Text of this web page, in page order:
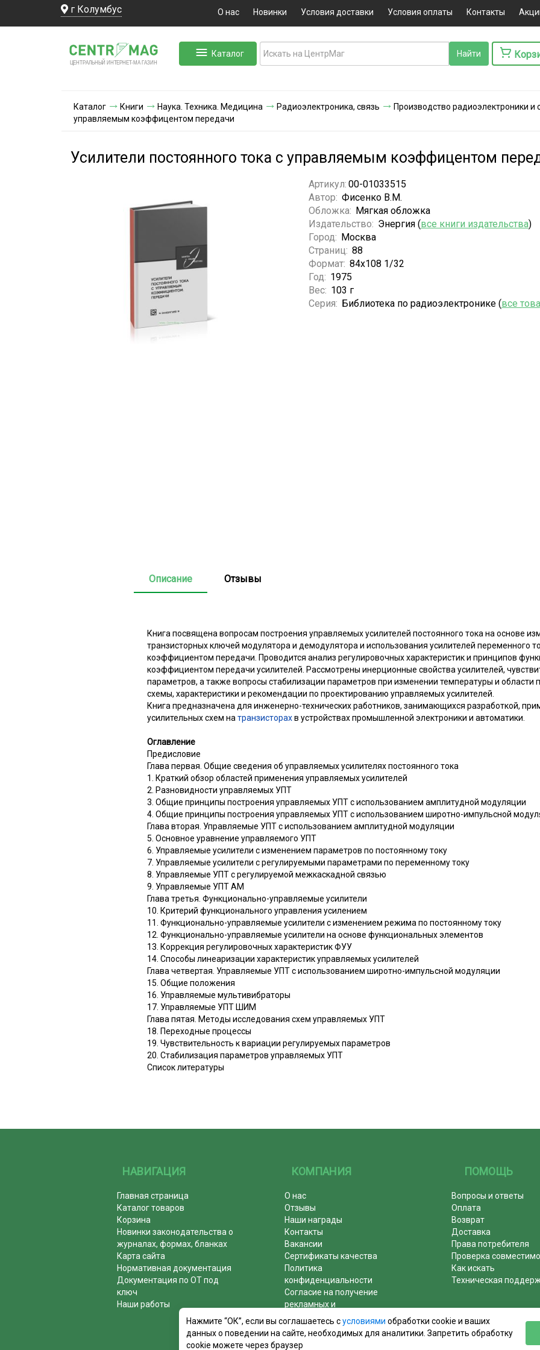
г Колумбус О нас Новинки Условия доставки Условия оплаты Контакты
ЦЕНТРАЛЬНЫЙ ИНТЕРНЕТ-МА ГАЗИН
Каталог
Каталог Книги Наука. Техника. Медицина Радиоэлектроника, связь Производство радиоэлектроники и
управляемым коэффицентом передачи
Усилители постоянного тока с управляемым коэффицентом
Артикул: 00-01033515
Автор: Фисенко В.М.
Обложка: Мягкая обложка
Издательство: Энергия (все книги издательства)
Город: Москва
Страниц: 88
Формат: 84х108 1/32
Год: 1975
Вес: 103 г
Серия: Библиотека по радиоэлектронике (все
Описание Отзывы
Книга посвящена вопросам построения управляемых усилителей постоянного тока на основе
транзисторных ключей модулятора и демодулятора и использования усилителей переменного
коэффициентом передачи. Проводится анализ регулировочных характеристик и принципов
коэффициентом передачи усилителей. Рассмотрены инерционные свойства усилителей,
параметров, а также вопросы стабилизации параметров при изменении температуры и области
схемы, характеристики и рекомендации по проектированию управляемых усилителей.
Книга предназначена для инженерно-технических работников, занимающихся разработкой,
усилительных схем на транзисторахв устройствах промышленной электроники и автоматики.
Оглавление
Предисловие
Глава первая. Общие сведения об управляемых усилителях постоянного тока
1. Краткий обзор областей применения управляемых усилителей
2. Разновидности управляемых УПТ
3. Общие принципы построения управляемых УПТ с использованием амплитудной модуляции
4. Общие принципы построения управляемых УПТ с использованием широтно-импульсной
Глава вторая. Управляемые УПТ с использованием амплитудной модуляции
5. Основное уравнение управляемого УПТ
6. Управляемые усилители с изменением параметров по постоянному току
7. Управляемые усилители с регулируемыми параметрами по переменному току
8. Управляемые УПТ с регулируемой межкаскадной связью
9. Управляемые УПТ AM
Глава третья. Функционально-управляемые усилители
10. Критерий функционального управления усилением
11. Функционально-управляемые усилители с изменением режима по постоянному току
12. Функционально-управляемые усилители на основе функциональных элементов
13. Коррекция регулировочных характеристик ФУУ
14. Способы линеаризации характеристик управляемых усилителей
Глава четвертая. Управляемые УПТ с использованием широтно-импульсной модуляции
15. Общие положения
16. Управляемые мультивибраторы
17. Управляемые УПТ ШИМ
Глава пятая. Методы исследования схем управляемых УПТ
18. Переходные процессы
19. Чувствительность к вариации регулируемых параметров
20. Стабилизация параметров управляемых УПТ
Список литературы
НАВИГАЦИЯ
Главная страница
Каталог товаров
Корзина
Новинки законодательства о
журналах, формах, бланках
Карта сайта
Нормативная документация
Документация по ОТ под
ключ
Наши работы
КОМПАНИЯ
О нас
Отзывы
Наши награды
Контакты
Вакансии
Сертификаты качества
Политика
конфиденциальности
Согласие на получение
рекламных и
информационных рассылок
Почему журналы покупают у
ПОМОЩЬ
Вопросы и ответы
Оплата
Возврат
Доставка
Права потребителя
Проверка
Как искать
Техническая
Нажмите “ОК”, если вы соглашаетесь сусловиями обработки cookie и ваших
данных о поведении на сайте, необходимых для аналитики. Запретить обработку
cookie можете через браузер